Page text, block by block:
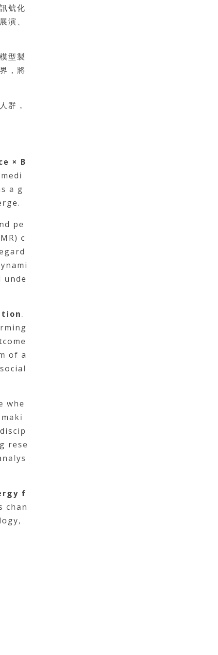
號化
演、
型製
，將
群，
× B
a g
pe
c
.
of a
whe
rese
f
chan